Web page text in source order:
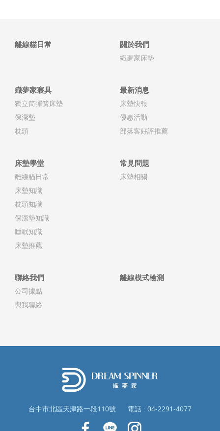
離線貓日常 關於我們
織夢家床墊
織夢家寢具
獨立筒彈簧床墊
保潔墊
枕頭
最新消息
床墊快報
優惠活動
部落客好評推薦
床墊學堂
離線貓日常
床墊知識
枕頭知識
保潔墊知識
睡眠知識
床墊推薦
常見問題
床墊相關
聯絡我們
公司據點
與我聯絡
離線模式檢測
台中市北區天津路一段110號 電話 : 04-2291-4077